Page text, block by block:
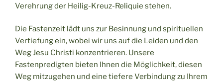
Verehrung der Heilig-Kreuz-Reliquie stehen.
Die Fastenzeit lädt uns zur Besinnung und spirituellen
Vertiefung ein, wobei wir uns auf die Leiden und den
Weg Jesu Christi konzentrieren. Unsere
Fastenpredigten bieten Ihnen die Möglichkeit, diesen
Weg mitzugehen und eine tiefere Verbindung zu Ihrem